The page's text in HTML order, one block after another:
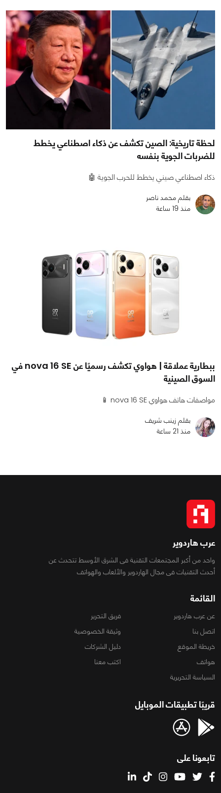
لحظة تاريخية: الصين تكشف عن ذكاء اصطناعي يخطط
للضربات الجوية بنفسه
ذكاء اصطناعي صيني يخطط للحرب الجوية 🤖
بقلم محمد ناصر
منذ 19 ساعة
ببطارية عملاقة | هواوي تكشف رسميًا عن nova 16 SE في
السوق الصينية
مواصفات هاتف هواوي nova 16 SE 📱
بقلم زينب شريف
منذ 21 ساعة
عرب هاردوير
واحد من أكبر المجتمعات التقنية فى الشرق الأوسط تتحدث عن
أحدث التقنيات فى مجال الهاردوير والألعاب والهواتف
القائمة
عن عرب هاردوير
فريق التحرير
اتصل بنا
وثيقة الخصوصية
خريطة الموقع
دليل الشركات
هواتف
اكتب معنا
السياسة التحريرية
قريبًا تطبيقات الموبايل
تابعونا على